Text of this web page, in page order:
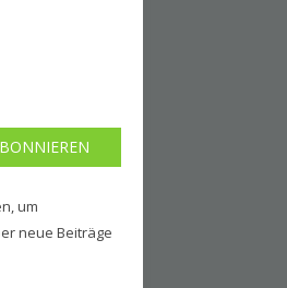
um
neue Beiträge